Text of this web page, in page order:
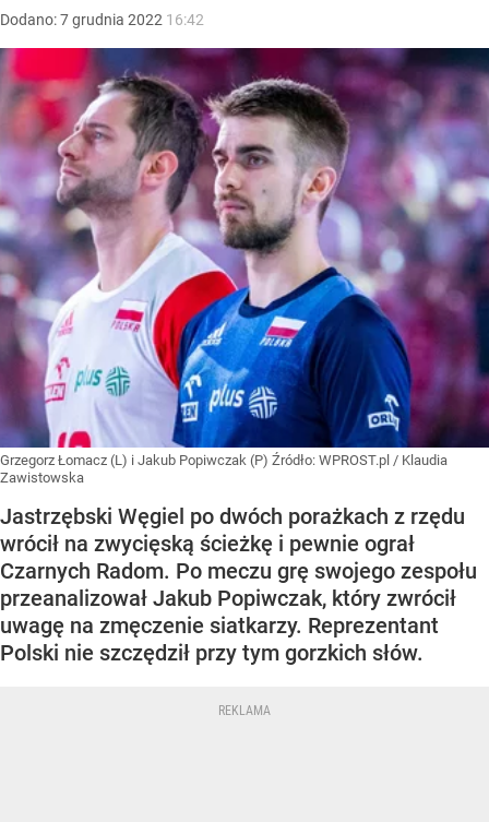
Dodano:7grudnia 2022 16:42
Grzegorz Łomacz (L) i Jakub Popiwczak (P) Źródło: WPROST.pl / Klaudia
Zawistowska
Jastrzębski Węgiel po dwóch porażkach z rzędu
wrócił na zwycięską ścieżkę i pewnie ograł
Czarnych Radom. Po meczu grę swojego zespołu
przeanalizował Jakub Popiwczak, który zwrócił
uwagę na zmęczenie siatkarzy. Reprezentant
Polski nie szczędził przy tym gorzkich słów.